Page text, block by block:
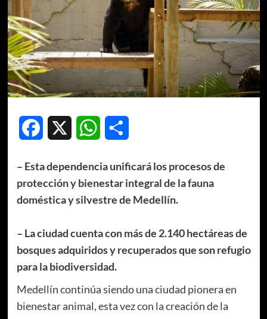
Facebook WhatsApp
– Esta dependencia unificará los procesos de
protección y bienestar integral de la fauna
doméstica y silvestre de Medellín.
– La ciudad cuenta con más de 2.140 hectáreas de
bosques adquiridos y recuperados que son refugio
para la biodiversidad.
Medellín continúa siendo una ciudad pionera en
bienestar animal, esta vez con la creación de la